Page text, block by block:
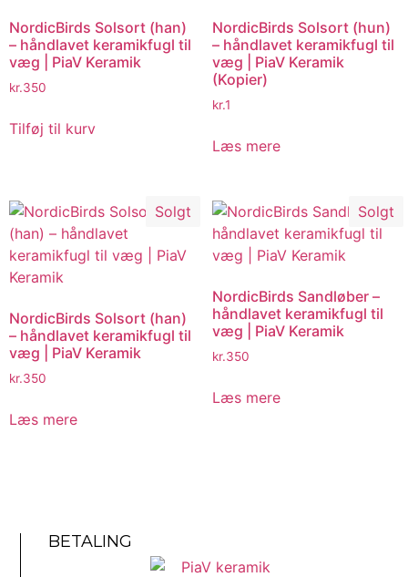
NordicBirds Solsort (han)
– håndlavet keramikfugl til
væg | PiaV Keramik
kr.350
Tilføj til kurv
NordicBirds Solsort (hun)
– håndlavet keramikfugl til
væg | PiaV Keramik
(Kopier)
kr.1
Læs mere
Solgt
NordicBirds Solsort (han)
– håndlavet keramikfugl til
væg | PiaV Keramik
kr.350
Læs mere
Solgt
NordicBirds Sandløber –
håndlavet keramikfugl til
væg | PiaV Keramik
kr.350
Læs mere
BETALING